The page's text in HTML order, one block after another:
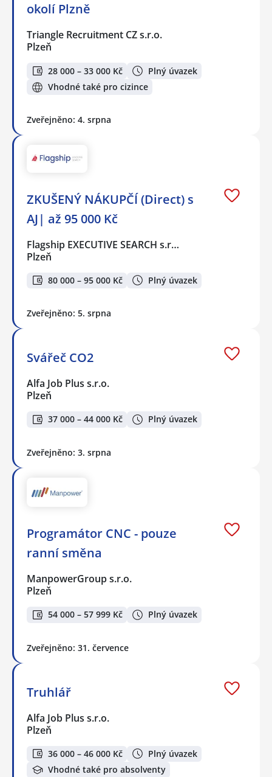
okolí Plzně
Triangle Recruitment CZ s.r.o.
Plzeň
28 000 – 33 000 Kč
Plný úvazek
Vhodné také pro cizince
Zveřejněno: 4. srpna
ZKUŠENÝ NÁKUPČÍ (Direct) s
AJ| až 95 000 Kč
Flagship EXECUTIVE SEARCH s.r…
Plzeň
80 000 – 95 000 Kč Plný úvazek
Zveřejněno: 5. srpna
Svářeč CO2
Alfa Job Plus s.r.o.
Plzeň
37 000 – 44 000 Kč Plný úvazek
Zveřejněno: 3. srpna
Programátor CNC - pouze
ranní směna
ManpowerGroup s.r.o.
Plzeň
54 000 – 57 999 Kč Plný úvazek
Zveřejněno: 31. července
Truhlář
Alfa Job Plus s.r.o.
Plzeň
36 000 – 46 000 Kč
Plný úvazek
Vhodné také pro absolventy